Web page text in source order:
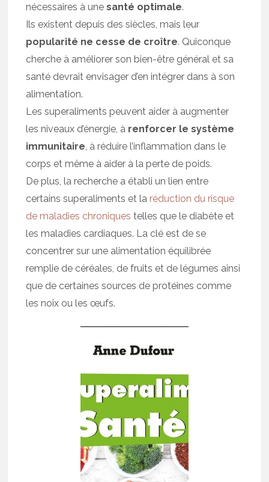
nécessaires à unesanté optimale.
Ils existent depuis des siècles, mais leur
popularité ne cesse de croître. Quiconque
cherche à améliorer son bien-être général et sa
santé devrait envisager d’en intégrer dans à son
alimentation.
Les superaliments peuvent aider à augmenter
les niveaux d’énergie, à renforcer le système
immunitaire , à réduire l’inflammation dans le
corps et même à aider à la perte de poids.
De plus, la recherche a établi un lien entre
certains superaliments et la réduction du risque
de maladies chroniques telles que le diabète et
les maladies cardiaques. La clé est de se
concentrer sur une alimentation équilibrée
remplie de céréales, de fruits et de légumes ainsi
que de certaines sources de protéines comme
les noix ou les œufs.